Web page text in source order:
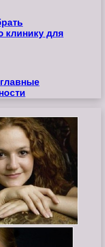
клинику для